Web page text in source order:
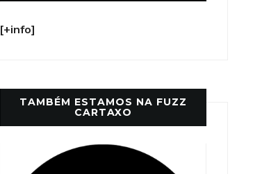
[+info]
TAMBÉM ESTAMOS NA FUZZ
CARTAXO